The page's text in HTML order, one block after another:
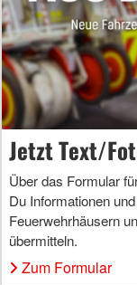
Jetzt Text/
Über das Formular
Du Informationen
Feuerwehrhäusern
übermitteln.
Zum Formular